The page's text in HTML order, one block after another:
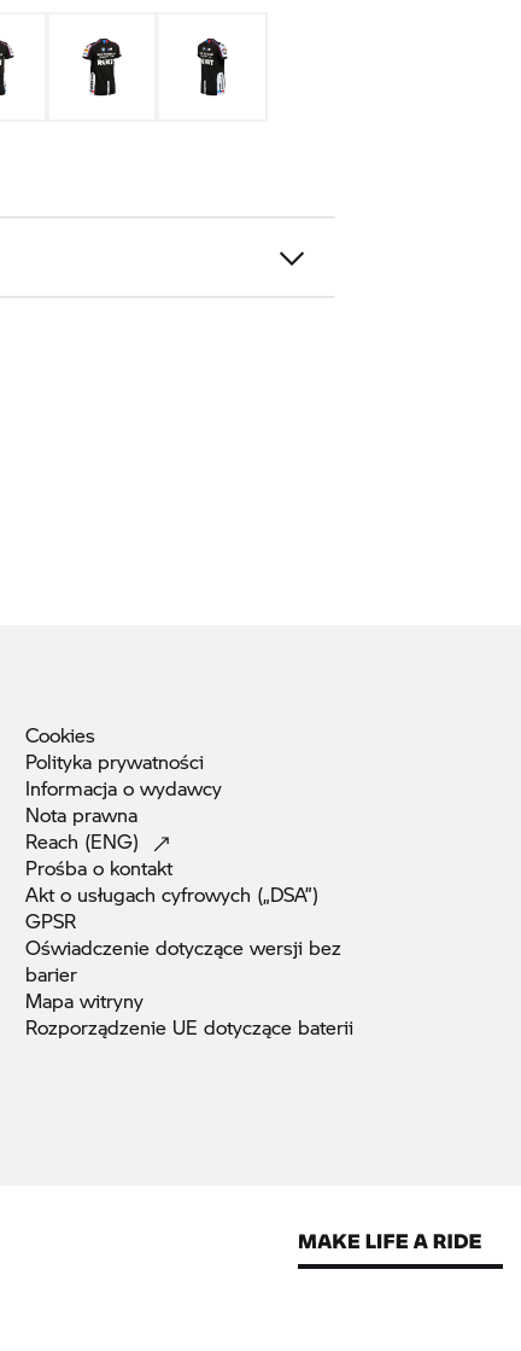
Cookies
Polityka prywatności
Informacja o wydawcy
Nota prawna
Reach (ENG)
Prośba o kontakt
Akt o usługach cyfrowych („DSA”)
GPSR
Oświadczenie dotyczące wersji bez
barier
Mapa witryny
Rozporządzenie UE dotyczące baterii